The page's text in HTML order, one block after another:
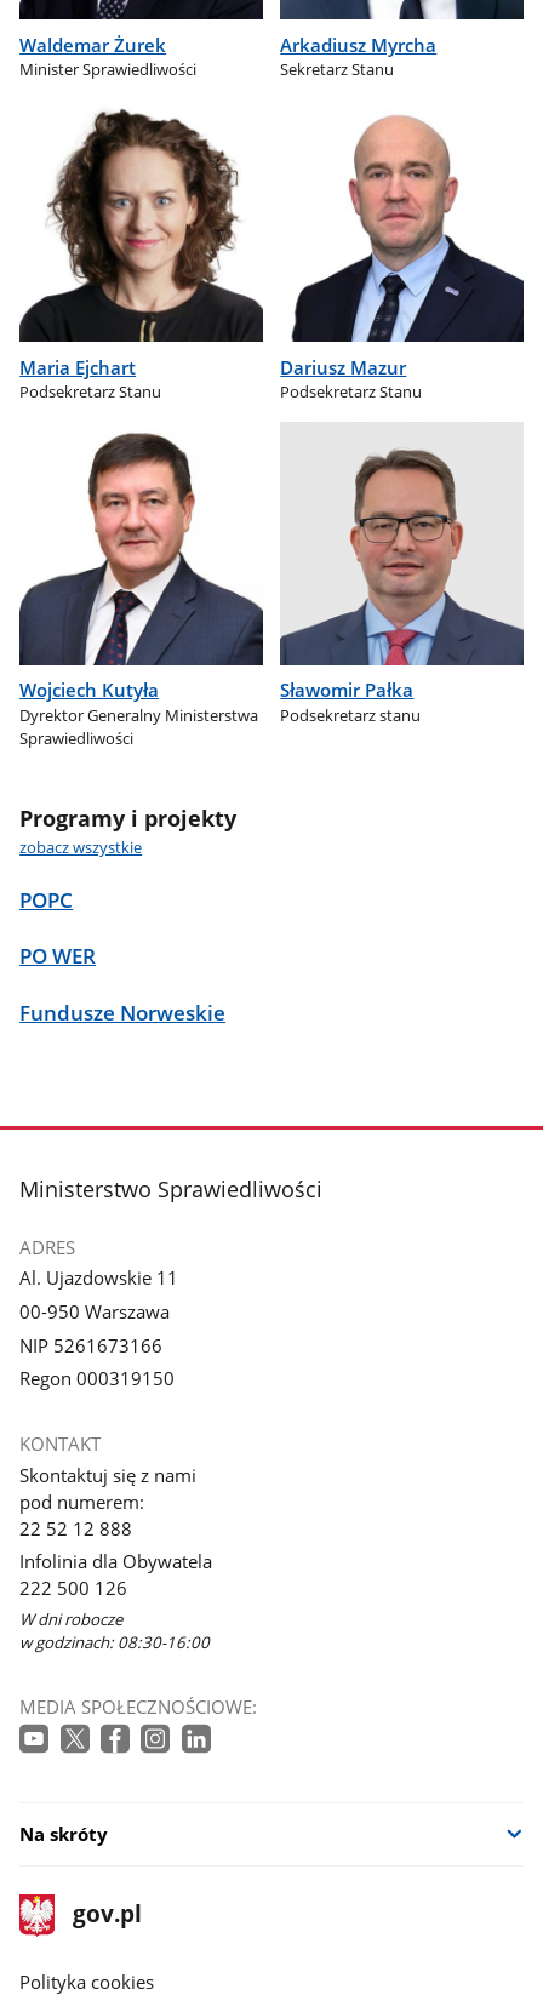
Waldemar Żurek
Minister Sprawiedliwości
Arkadiusz Myrcha
Sekretarz Stanu
Maria Ejchart
Podsekretarz Stanu
Dariusz Mazur
Podsekretarz Stanu
Wojciech Kutyła
Dyrektor Generalny Ministerstwa
Sprawiedliwości
Sławomir Pałka
Podsekretarz stanu
Programy i projekty
zobacz wszystkie
POPC
PO WER
Fundusze Norweskie
stopka
Ministerstwo Sprawiedliwości
ADRES
Al. Ujazdowskie 11
00-950 Warszawa
NIP 5261673166
Regon 000319150
KONTAKT
Skontaktuj się z nami
pod numerem:
22 52 12 888
Infolinia dla Obywatela
222 500 126
W dni robocze
w godzinach: 08:30-16:00
MEDIA SPOŁECZNOŚCIOWE:
Na skróty
stopka
gov.pl
Strona
gov.pl
gov.pl
Polityka cookies